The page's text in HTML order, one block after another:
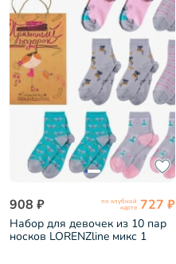
908 ₽ по клубной
карте 727 ₽
Набор для девочек из 10 пар
носков LORENZline микс 1